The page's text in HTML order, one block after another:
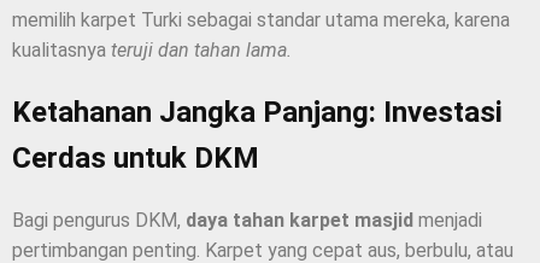
memilih karpet Turki sebagai standar utama mereka, karena
kualitasnya teruji dan tahan lama.
Ketahanan Jangka Panjang: Investasi
Cerdas untuk DKM
Bagi pengurus DKM, daya tahan karpet masjid menjadi
pertimbangan penting. Karpet yang cepat aus, berbulu, atau